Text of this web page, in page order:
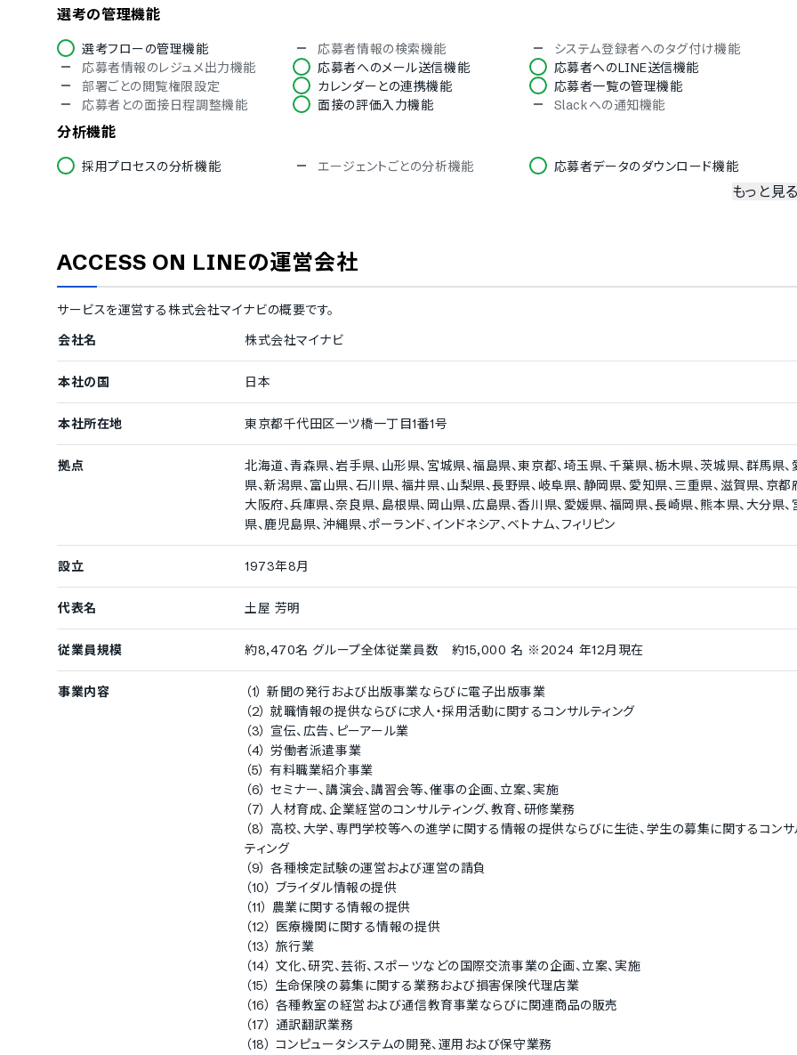
選考の管理機能
選考フローの管理機能 応募者情報の検索機能
システム登録者へのタグ付け機能
応募者情報のレジュメ出力機能
応募者へのメール送信機能
応募者へのLINE送信機能
部署ごとの閲覧権限設定
カレンダーとの連携機能
応募者一覧の管理機能
応募者との面接日程調整機能
面接の評価入力機能 Slackへの通知機能
分析機能
採用プロセスの分析機能 エージェントごとの分析機能 応募者データのダウンロード機能
新卒採用向けの機能
応募者用マイページの作成機能 応募者向けのWeb説明会機能
その他の機能
エージェントの推薦機能 応募者とのWeb面接機能
他サービスからのデータ移行
もっと見
ACCESS ON LINEの運営会社
サービスを運営する株式会社マイナビの概要です。
会社名
株式会社マイナビ
本社の国 日本
本社所在地 東京都千代田区一ツ橋一丁目1番1号
拠点
北海道、青森県、岩手県、山形県、宮城県、福島県、東京都、埼玉県、千葉県、栃木県、茨城県、群馬県
県、新潟県、富山県、石川県、福井県、山梨県、長野県、岐阜県、静岡県、愛知県、三重県、滋賀県、京都
大阪府、兵庫県、奈良県、島根県、岡山県、広島県、香川県、愛媛県、福岡県、長崎県、熊本県、大分県
県、鹿児島県、沖縄県、ポーランド、インドネシア、ベトナム、フィリピン
設立 1973年8月
代表名 土屋 芳明
従業員規模 約8,470名 グループ全体従業員数 約15,000 名 ※2024 年12月現在
事業内容
（1） 新聞の発行および出版事業ならびに電子出版事業
（2） 就職情報の提供ならびに求人・採用活動に関するコンサルティング
（3） 宣伝、広告、ピーアール業
（4） 労働者派遣事業
（5） 有料職業紹介事業
（6） セミナー、講演会、講習会等、催事の企画、立案、実施
（7） 人材育成、企業経営のコンサルティング、教育、研修業務
（8） 高校、大学、専門学校等への進学に関する情報の提供ならびに生徒、学生の募集に関するコン
ティング
（9） 各種検定試験の運営および運営の請負
（10） ブライダル情報の提供
（11） 農業に関する情報の提供
（12） 医療機関に関する情報の提供
（13） 旅行業
（14） 文化、研究、芸術、スポーツなどの国際交流事業の企画、立案、実施
（15） 生命保険の募集に関する業務および損害保険代理店業
（16） 各種教室の経営および通信教育事業ならびに関連商品の販売
（17） 通訳翻訳業務
（18） コンピュータシステムの開発、運用および保守業務